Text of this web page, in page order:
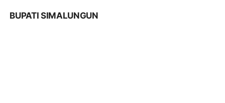
BUPATI SIMALUNGUN